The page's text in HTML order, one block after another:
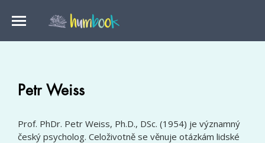
Petr Weiss
Prof. PhDr. Petr Weiss, Ph.D., DSc. (1954) je významný
český psycholog. Celoživotně se věnuje otázkám lidské